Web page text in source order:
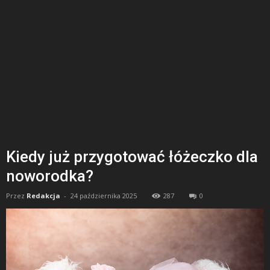
Kiedy już przygotować łóżeczko dla
noworodka?
Przez Redakcja - 24 października 2025 287 0